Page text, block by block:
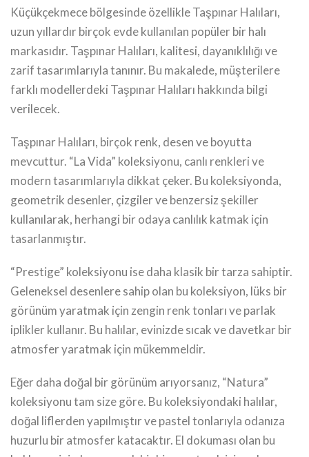
Küçükçekmece bölgesinde özellikle Taşpınar Halıları,
uzun yıllardır birçok evde kullanılan popüler bir halı
markasıdır. Taşpınar Halıları, kalitesi, dayanıklılığı ve
zarif tasarımlarıyla tanınır. Bu makalede, müşterilere
farklı modellerdeki Taşpınar Halıları hakkında bilgi
verilecek.
Taşpınar Halıları, birçok renk, desen ve boyutta
mevcuttur. “La Vida” koleksiyonu, canlı renkleri ve
modern tasarımlarıyla dikkat çeker. Bu koleksiyonda,
geometrik desenler, çizgiler ve benzersiz şekiller
kullanılarak, herhangi bir odaya canlılık katmak için
tasarlanmıştır.
“Prestige” koleksiyonu ise daha klasik bir tarza sahiptir.
Geleneksel desenlere sahip olan bu koleksiyon, lüks bir
görünüm yaratmak için zengin renk tonları ve parlak
iplikler kullanır. Bu halılar, evinizde sıcak ve davetkar bir
atmosfer yaratmak için mükemmeldir.
Eğer daha doğal bir görünüm arıyorsanız, “Natura”
koleksiyonu tam size göre. Bu koleksiyondaki halılar,
doğal liflerden yapılmıştır ve pastel tonlarıyla odanıza
huzurlu bir atmosfer katacaktır. El dokuması olan bu